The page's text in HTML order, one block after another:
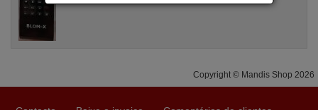
Copyright © Mandis Shop 2026